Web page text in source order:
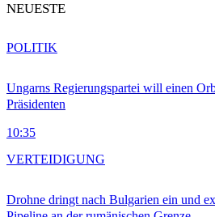
NEUESTE
Ungarns Regierungspartei will einen
Präsidenten
10:35
POLITIK
Drohne dringt nach Bulgarien ein und
VERTEIDIGUNG